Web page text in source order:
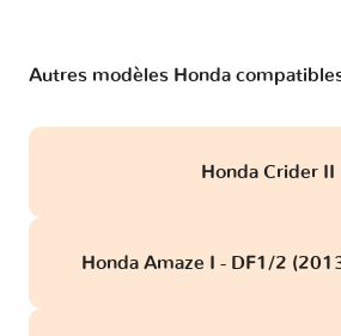
Autres modèles Honda
Honda Crider II
Honda Amaze I - DF1/2